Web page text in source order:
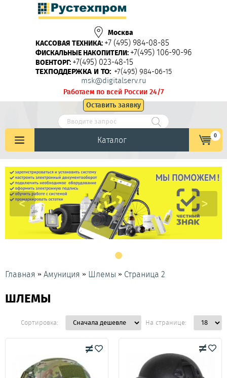
Москва
КАССОВАЯ ТЕХНИКА: +7 (495) 984-08-85
ФИСКАЛЬНЫЕ НАКОПИТЕЛИ: +7(495) 106-90-96
ВОЕНТОРГ: +7(495) 023-48-15
ТЕХПОДДЕРЖКА И ТО: +7(495) 984-06-15
msk@digitalserv.ru
Работаем по всей России 24/7
Оставить заявку
Каталог 0
< >
Главная » Амуниция » Шлемы » Страница 2
ШЛЕМЫ
Сортировка: На странице: